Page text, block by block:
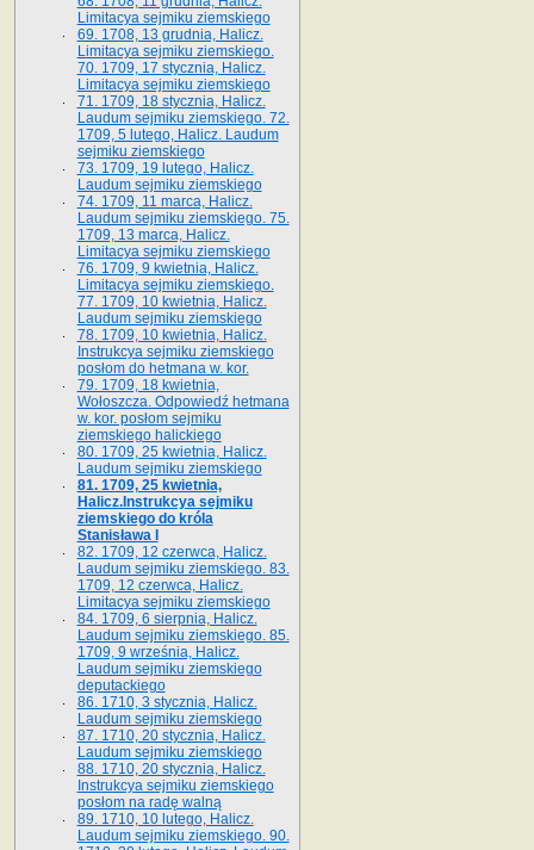
Limitacya sejmiku ziemskiego
69. 1708, 13 grudnia, Halicz.
Limitacya sejmiku ziemskiego.
70. 1709, 17 stycznia, Halicz.
Limitacya sejmiku ziemskiego
71. 1709, 18 stycznia, Halicz.
Laudum sejmiku ziemskiego. 72.
1709, 5 lutego, Halicz. Laudum
sejmiku ziemskiego
73. 1709, 19 lutego, Halicz.
Laudum sejmiku ziemskiego
74. 1709, 11 marca, Halicz.
Laudum sejmiku ziemskiego. 75.
1709, 13 marca, Halicz.
Limitacya sejmiku ziemskiego
76. 1709, 9 kwietnia, Halicz.
Limitacya sejmiku ziemskiego.
77. 1709, 10 kwietnia, Halicz.
Laudum sejmiku ziemskiego
78. 1709, 10 kwietnia, Halicz.
Instrukcya sejmiku ziemskiego
posłom do hetmana w. kor.
79. 1709, 18 kwietnia,
Wołoszcza. Odpowiedź hetmana
w. kor. posłom sejmiku
ziemskiego halickiego
80. 1709, 25 kwietnia, Halicz.
Laudum sejmiku ziemskiego
81. 1709, 25 kwietnia,
Halicz.Instrukcya sejmiku
ziemskiego do króla
Stanisława I
82. 1709, 12 czerwca, Halicz.
Laudum sejmiku ziemskiego. 83.
1709, 12 czerwca, Halicz.
Limitacya sejmiku ziemskiego
84. 1709, 6 sierpnia, Halicz.
Laudum sejmiku ziemskiego. 85.
1709, 9 września, Halicz.
Laudum sejmiku ziemskiego
deputackiego
86. 1710, 3 stycznia, Halicz.
Laudum sejmiku ziemskiego
87. 1710, 20 stycznia, Halicz.
Laudum sejmiku ziemskiego
88. 1710, 20 stycznia, Halicz.
Instrukcya sejmiku ziemskiego
posłom na radę walną
89. 1710, 10 lutego, Halicz.
Laudum sejmiku ziemskiego. 90.